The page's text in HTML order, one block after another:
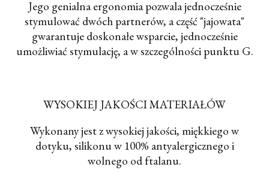
Jego genialna ergonomia pozwala jednocześnie
stymulować dwóch partnerów, a część "jajowata"
gwarantuje doskonałe wsparcie, jednocześnie
umożliwiać stymulację, a w szczególności punktu G.
WYSOKIEJ JAKOŚCI MATERIAŁÓW
Wykonany jest z wysokiej jakości, miękkiego w
dotyku, silikonu w 100% antyalergicznego i
wolnego od ftalanu.